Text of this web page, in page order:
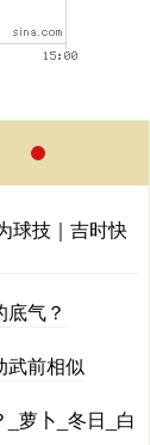
球技｜吉时快
气？
武前相似
萝卜_冬日_白